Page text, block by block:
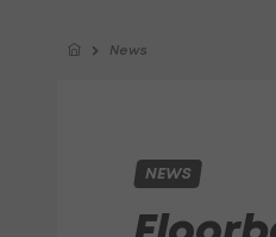
News
NEWS